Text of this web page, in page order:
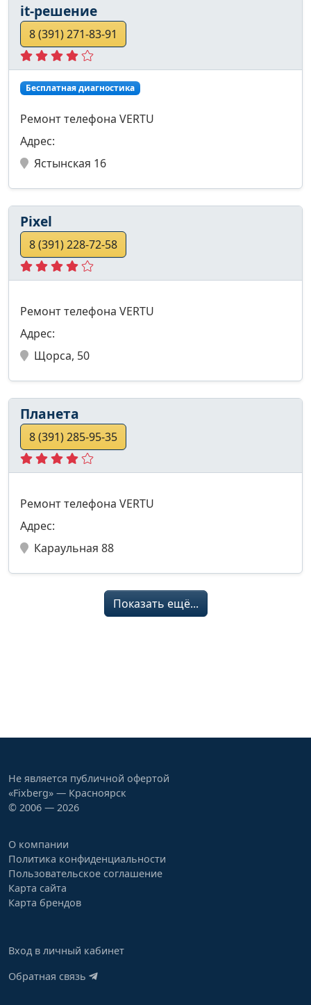
it-решение
8 (391) 271-83-91
Бесплатная диагностика
Ремонт телефона VERTU
Адрес:
Ястынская 16
Pixel
8 (391) 228-72-58
Ремонт телефона VERTU
Адрес:
Щорса, 50
Планета
8 (391) 285-95-35
Ремонт телефона VERTU
Адрес:
Караульная 88
Показать ещё...
Не является публичной офертой
«Fixberg» — Красноярск
© 2006 — 2026
О компании
Политика конфиденциальности
Пользовательское соглашение
Карта сайта
Карта брендов
Вход в личный кабинет
Обратная связь